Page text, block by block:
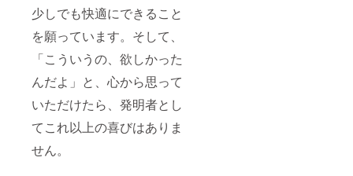
少しでも快適にできること
を願っています。そして、
「こういうの、欲しかった
んだよ」と、心から思って
いただけたら、発明者とし
てこれ以上の喜びはありま
せん。